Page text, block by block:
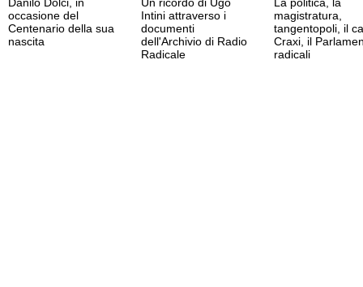
Danilo Dolci, in
occasione del
Centenario della sua
nascita
Un ricordo di Ugo
Intini attraverso i
documenti
dell'Archivio di Radio
Radicale
La politica, la
magistratura,
tangentopoli, il
Craxi, il
radicali